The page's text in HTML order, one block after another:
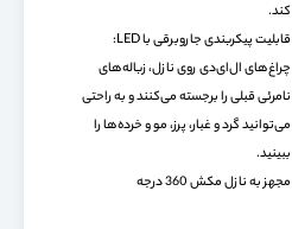
کند.
قابلیت پیکربندی جاروبرقی با LED:
چراغ‌های ال‌ای‌دی روی نازل، زباله‌های
نامرئی قبلی را برجسته می‌کنند و به راحتی
می‌توانید گرد و غبار، پرز، مو و خرده‌ها را
ببینید.
مجهز به نازل مکش 360 درجه